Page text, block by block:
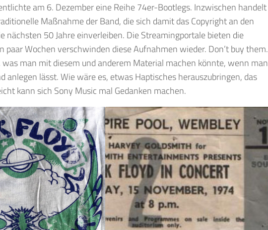
am 6. Dezember eine Reihe 74er-Bootlegs. Inzwischen handelt
Maßnahme der Band, die sich damit das Copyright an den
nächsten 50 Jahre einverleiben. Die Streamingportale bieten die
paar Wochen verschwinden diese Aufnahmen wieder. Don’t buy them.
man mit diesem und anderem Material machen könnte, wenn man
anlegen lässt. Wie wäre es, etwas Haptisches herauszubringen, das
kann sich Sony Music mal Gedanken machen.